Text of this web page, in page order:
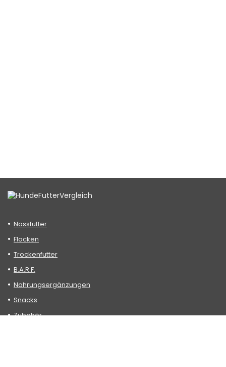
Nassfutter
Flocken
Trockenfutter
B.A.R.F.
Nahrungsergänzungen
Snacks
Zubehör